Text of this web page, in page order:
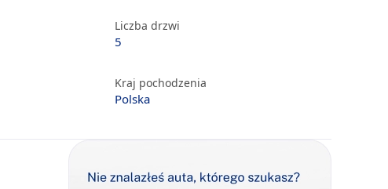
Liczba drzwi
5
Kraj pochodzenia
Polska